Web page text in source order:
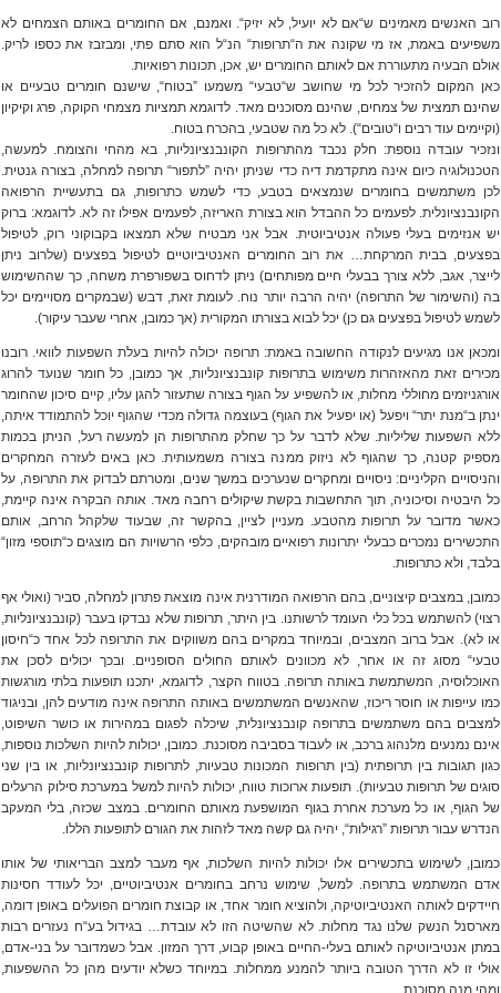
רוב האנשים מאמינים ש“אם לא יועיל, לא יזיק“. ואמנם, אם החומרים באותם הצמחים לא
משפיעים באמת, אז מי שקונה את ה“תרופות“ הנ“ל הוא סתם פתי, ומבזבז את כספו לריק.
אולם הבעיה מתעוררת אם לאותם החומרים יש, אכן, תכונות רפואיות.
כאן המקום להזכיר לכל מי שחושב ש“טבעי“ משמעו ”בטוח“, שישנם חומרים טבעיים או
שהינם תמצית של צמחים, שהינם מסוכנים מאד. לדוגמא תמציות מצמחי הקוקה, פרג וקיקיון
(וקיימים עוד רבים ו“טובים“). לא כל מה שטבעי, בהכרח בטוח.
ונזכיר עובדה נוספת: חלק נכבד מהתרופות הקונבנציונליות, בא מהחי והצומח. למעשה,
הטכנולוגיה כיום אינה מתקדמת דיה כדי שניתן יהיה ”לתפור“ תרופה למחלה, בצורה גנטית.
לכן משתמשים בחומרים שנמצאים בטבע, כדי לשמש כתרופות, גם בתעשיית הרפואה
הקונבנציונלית. לפעמים כל ההבדל הוא בצורת האריזה, לפעמים אפילו זה לא. לדוגמא: ברוק
יש אנזימים בעלי פעולה אנטיביוטית. אבל אני מבטיח שלא תמצאו בקבוקוני רוק, לטיפול
בפצעים, בבית המרקחת… את רוב החומרים האנטיביוטיים לטיפול בפצעים (שלרוב ניתן
לייצר, אגב, ללא צורך בבעלי חיים מפותחים) ניתן לדחוס בשפורפרת משחה, כך שההשימוש
בה (והשימור של התרופה) יהיה הרבה יותר נוח. לעומת זאת, דבש (שבמקרים מסויימים יכל
לשמש לטיפול בפצעים גם כן) יכל לבוא בצורתו המקורית (אך כמובן, אחרי שעבר עיקור).
ומכאן אנו מגיעים לנקודה החשובה באמת: תרופה יכולה להיות בעלת השפעות לוואי. רובנו
מכירים זאת מהאזהרות משימוש בתרופות קונבנציונליות, אך כמובן, כל חומר שנועד להרוג
אורגניזמים מחוללי מחלות, או להשפיע על הגוף בצורה שתעזור להגן עליו, קיים סיכון שהחומר
ינתן ב“מנת יתר“ ויפעל (או יפעיל את הגוף) בעוצמה גדולה מכדי שהגוף יוכל להתמודד איתה,
ללא השפעות שליליות. שלא לדבר על כך שחלק מהתרופות הן למעשה רעל, הניתן בכמות
מספיק קטנה, כך שהגוף לא ניזוק ממנה בצורה משמעותית. כאן באים לעזרה המחקרים
והניסויים הקליניים: ניסויים ומחקרים שנערכים במשך שנים, ומטרתם לבדוק את התרופה, על
כל היבטיה וסיכוניה, תוך התחשבות בקשת שיקולים רחבה מאד. אותה הבקרה אינה קיימת,
כאשר מדובר על תרופות מהטבע. מעניין לציין, בהקשר זה, שבעוד שלקהל הרחב, אותם
התכשירים נמכרים כבעלי יתרונות רפואיים מובהקים, כלפי הרשויות הם מוצגים כ“תוספי מזון“
בלבד, ולא כתרופות.
כמובן, במצבים קיצוניים, בהם הרפואה המודרנית אינה מוצאת פתרון למחלה, סביר (ואולי אף
רצוי) להשתמש בכל כלי העומד לרשותנו. בין היתר, תרופות שלא נבדקו בעבר (קונבנציונליות,
או לא). אבל ברוב המצבים, ובמיוחד במקרים בהם משווקים את התרופה לכל אחד כ“חיסון
טבעי“ מסוג זה או אחר, לא מכוונים לאותם החולים הסופניים. ובכך יכולים לסכן את
האוכלוסיה, המשתמשת באותה תרופה. בטווח הקצר, לדוגמא, יתכנו תופעות בלתי מורגשות
כמו עייפות או חוסר ריכוז, שהאנשים המשתמשים באותה התרופה אינה מודעים להן, ובניגוד
למצבים בהם משתמשים בתרופה קונבנציונלית, שיכלה לפגום במהירות או כושר השיפוט,
אינם נמנעים מלנהוג ברכב, או לעבוד בסביבה מסוכנת. כמובן, יכולות להיות השלכות נוספות,
כגון תגובות בין תרופתית (בין תרופות המכונות טבעיות, לתרופות קונבנציונליות, או בין שני
סוגים של תרופות טבעיות). תופעות ארוכות טווח, יכולות להיות למשל במערכת סילוק הרעלים
של הגוף, או כל מערכת אחרת בגוף המושפעת מאותם החומרים. במצב שכזה, בלי המעקב
הנדרש עבור תרופות ”רגילות“, יהיה גם קשה מאד לזהות את הגורם לתופעות הללו.
כמובן, לשימוש בתכשירים אלו יכולות להיות השלכות, אף מעבר למצב הבריאותי של אותו
אדם המשתמש בתרופה. למשל, שימוש נרחב בחומרים אנטיביוטיים, יכל לעודד חסינות
חיידקים לאותה האנטיביוטיקה, ולהוציא חומר אחד, או קבוצת חומרים הפועלים באופן דומה,
מארסנל הנשק שלנו נגד מחלות. לא שהשיטה הזו לא עובדת… בגידול בע“ח נעזרים רבות
במתן אנטיביוטיקה לאותם בעלי-החיים באופן קבוע, דרך המזון. אבל כשמדובר על בני-אדם,
אולי זו לא הדרך הטובה ביותר להמנע ממחלות. במיוחד כשלא יודעים מהן כל ההשפעות,
ומהי מנה מסוכנת.